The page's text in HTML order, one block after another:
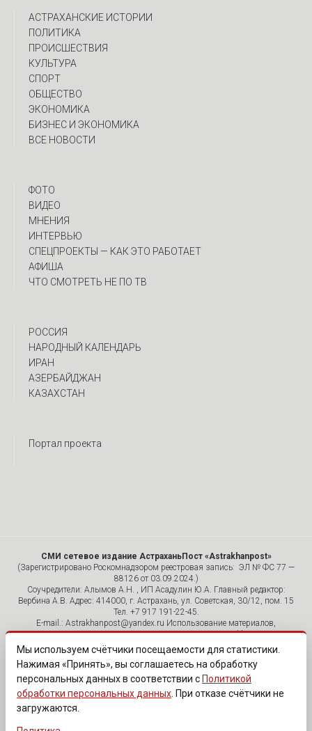
АСТРАХАНСКИЕ ИСТОРИИ
ПОЛИТИКА
ПРОИСШЕСТВИЯ
КУЛЬТУРА
СПОРТ
ОБЩЕСТВО
ЭКОНОМИКА
БИЗНЕС И ЭКОНОМИКА
ВСЕ НОВОСТИ
ФОТО
ВИДЕО
МНЕНИЯ
ИНТЕРВЬЮ
CПЕЦПРОЕКТЫ — КАК ЭТО РАБОТАЕТ
АФИША
ЧТО СМОТРЕТЬ НЕ ПО ТВ
РОССИЯ
НАРОДНЫЙ КАЛЕНДАРЬ
ИРАН
АЗЕРБАЙДЖАН
КАЗАХСТАН
Портал проекта
СМИ сетевое издание АстраханьПост «Astrakhanpost»
(Зарегистрировано Роскомнадзором реестровая запись: ЭЛ № ФС 77 —
88126 от 03.09.2024.)
Соучредители: Алымов А.Н. , ИП Асадулин Ю.А. Главный редактор:
Вербина А.В. Адрес: 414000, г. Астрахань, ул. Советская, 30/12, пом. 15
Тел. +7 917 191-22-45.
E-mail.: Astrakhanpost@yandex.ru Использование материалов,
размещенных на страницах сетевого издания «Astrakhanpost»,
допускается исключительно с указанием источника и публикацией
активной гиперссылки на портал Astrakhanpost.ru. Комментарии
читателей сайта размещаются без предварительного редактирования.
Редакция оставляет за собой право удалить их с сайта или
отредактировать, если указанные сообщения нарушают законы РФ.
«САЙТ ПРЕДНАЗНАЧЕН ДЛЯ АУДИТОРИИ 18+»
Мы используем счётчики посещаемости для статистики.
Нажимая «Принять», вы соглашаетесь на обработку
персональных данных в соответствии с Политикой
обработки персональных данных . При отказе счётчики не
загружаются.